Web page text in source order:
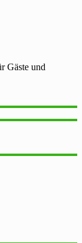
Gäste und